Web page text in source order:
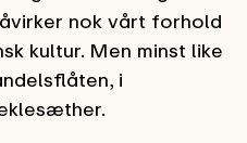
nok vårt forhold
kultur. Men minst like
i